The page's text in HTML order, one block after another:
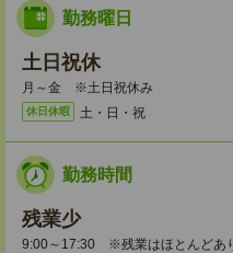
勤務曜日
土日祝休
月～金 ※土日祝休み
休日休暇 土・日・祝
勤務時間
残業少
9:00～17:30 ※残業はほとんどあ